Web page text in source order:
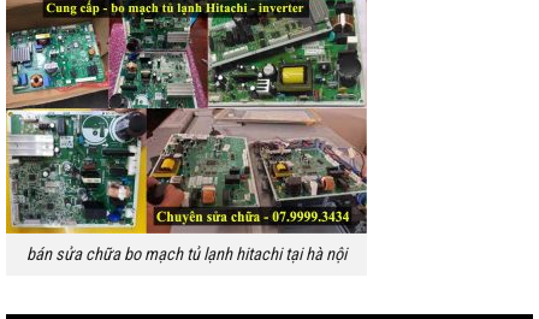
bán sửa chữa bo mạch tủ lạnh hitachi tại hà nội